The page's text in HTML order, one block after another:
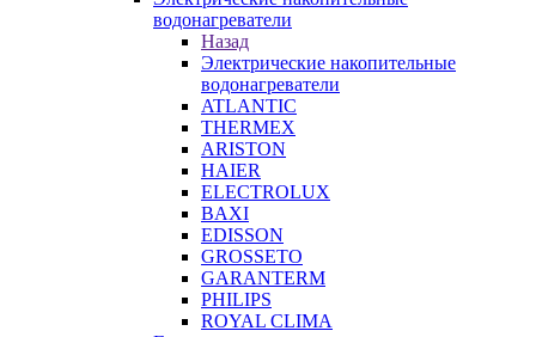
водонагреватели
Назад
Электрические накопительные
водонагреватели
ATLANTIC
THERMEX
ARISTON
HAIER
ELECTROLUX
BAXI
EDISSON
GROSSETO
GARANTERM
PHILIPS
ROYAL CLIMA